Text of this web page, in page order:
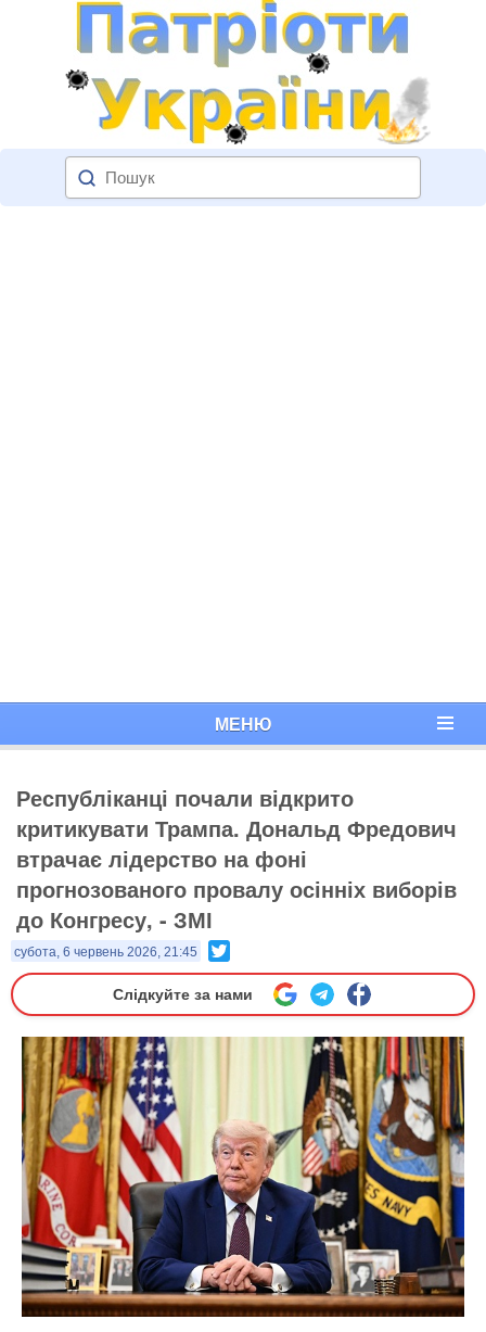
МЕНЮ
Республіканці почали відкрито
критикувати Трампа. Дональд Фредович
втрачає лідерство на фоні
прогнозованого провалу осінніх виборів
до Конгресу, - ЗМІ
субота, 6 червень 2026, 21:45
Слідкуйте за нами